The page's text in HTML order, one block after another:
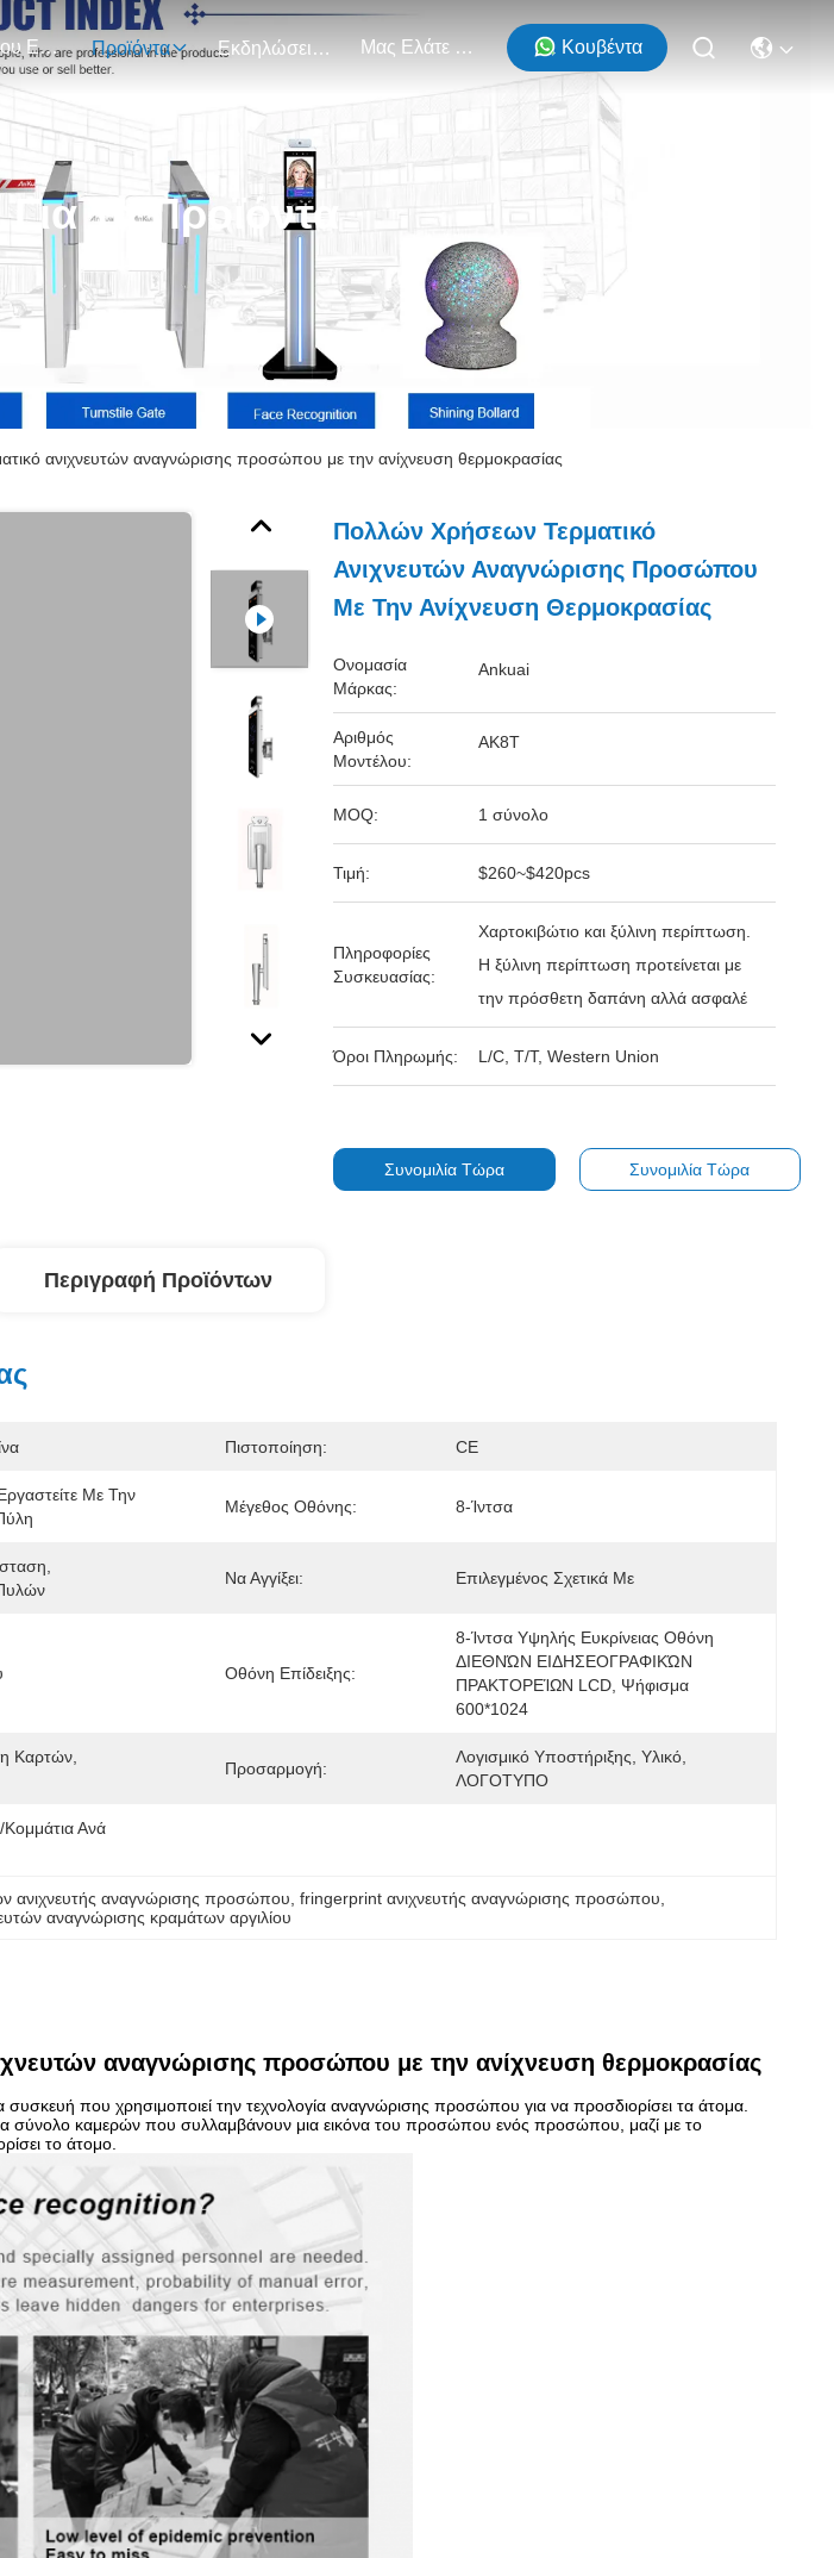
Περίπου Εμείς Προϊόντα Εκδηλώσεις Μας Ελάτε Σε Επαφή Με Κουβέντα
Τα Προϊόντα
ανιχνευτών αναγνώρισης προσώπου με την ανίχνευση θερμοκρασίας
Πολλών Χρήσεων Τερματικό
Ανιχνευτών Αναγνώρισης Προσώπου
Με Την Ανίχνευση Θερμοκρασίας
Ονομασία
Μάρκας:
Ankuai
Αριθμός
Μοντέλου:
AK8T
MOQ: 1 σύνολο
Τιμή: $260~$420pcs
Πληροφορίες
Συσκευασίας:
Χαρτοκιβώτιο και ξύλινη περίπτωση.
Η ξύλινη περίπτωση προτείνεται με
την πρόσθετη δαπάνη αλλά ασφαλέ
Όροι Πληρωμής: L/C, T/T, Western Union
Συνομιλία Τώρα Συνομιλία Τώρα
Περιγραφή Προϊόντων
Πιστοποίηση: CE
Με Την
Μέγεθος Οθόνης: 8-Ίντσα
Να Αγγίξει: Επιλεγμένος Σχετικά Με
Οθόνη Επίδειξης:
8-Ίντσα Υψηλής Ευκρίνειας Οθόνη
ΔΙΕΘΝΏΝ ΕΙΔΗΣΕΟΓΡΑΦΙΚΏΝ
ΠΡΑΚΤΟΡΕΊΩΝ LCD, Ψήφισμα
600*1024
Καρτών,
Προσαρμογή:
Λογισμικό Υποστήριξης, Υλικό,
ΛΟΓΟΤΥΠΟ
Ανά
ανιχνευτής αναγνώρισης προσώπου , fringerprint ανιχνευτής αναγνώρισης προσώπου
αναγνώρισης κραμάτων αργιλίου
αναγνώρισης προσώπου με την ανίχνευση θερμοκρασίας
που χρησιμοποιεί την τεχνολογία αναγνώρισης προσώπου για να προσδιορίσει τα άτομα.
σύνολο καμερών που συλλαμβάνουν μια εικόνα του προσώπου ενός προσώπου, μαζί με το
το άτομο.